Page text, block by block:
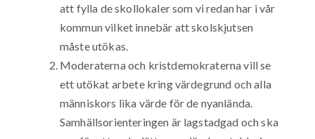
att fylla de skollokaler som vi redan har i vår
kommun vilket innebär att skolskjutsen
måste utökas.
Moderaterna och kristdemokraterna vill se
ett utökat arbete kring värdegrund och alla
människors lika värde för de nyanlända.
Samhällsorienteringen är lagstadgad och ska